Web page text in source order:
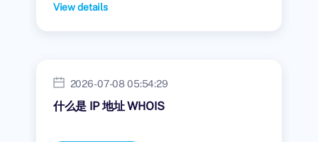
View details
2026-07-08 05:54:29
什么是 IP 地址 WHOIS